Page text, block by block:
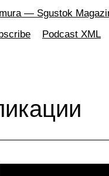
— Sgustok
Podcast XML